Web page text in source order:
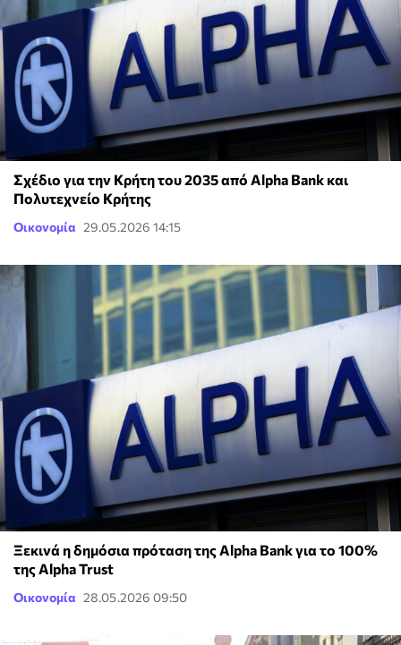
Σχέδιο για την Κρήτη του 2035 από Alpha Bank και
Πολυτεχνείο Κρήτης
Οικονομία 29.05.2026 14:15
Ξεκινά η δημόσια πρόταση της Alpha Bank για το 100%
της Alpha Trust
Οικονομία 28.05.2026 09:50